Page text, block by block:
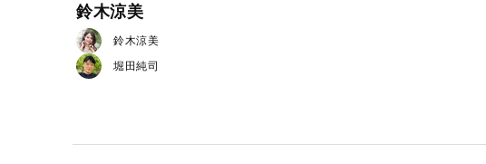
鈴木涼美
鈴木涼美
堀田純司